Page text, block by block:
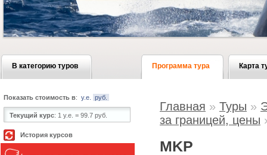
В категорию туров Программа тура Карта
Главная » Туры »
за границей, цены
MKP
Показать стоимость в: у.е. руб.
Текущий курс: 1 у.е. = 99.7 руб.
История курсов